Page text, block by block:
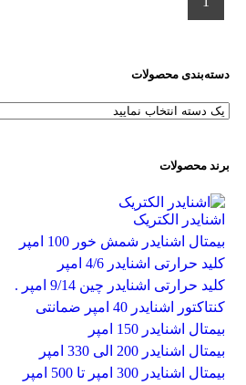
دسته‌بندی محصولات
برند محصولات
اشنایدر الکتریک
بیمتال اشنایدر شمش خور 100 امپر
کلید حرارتی اشنایدر 4/6 امپر
کلید حرارتی اشنایدر چین 9/14 امپر .
کنتاکتور اشنایدر 40 امپر ضمانتی
بیمتال اشنایدر 150 امپر
بیمتال اشنایدر 200 الی 330 امپر
بیمتال اشنایدر 300 امپر تا 500 امپر